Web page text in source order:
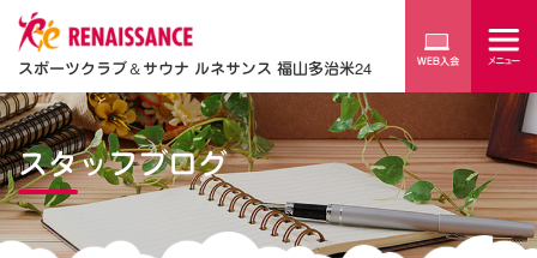
スポーツクラブ＆サウナ ルネサンス 福山多治米24
スタッフブログ